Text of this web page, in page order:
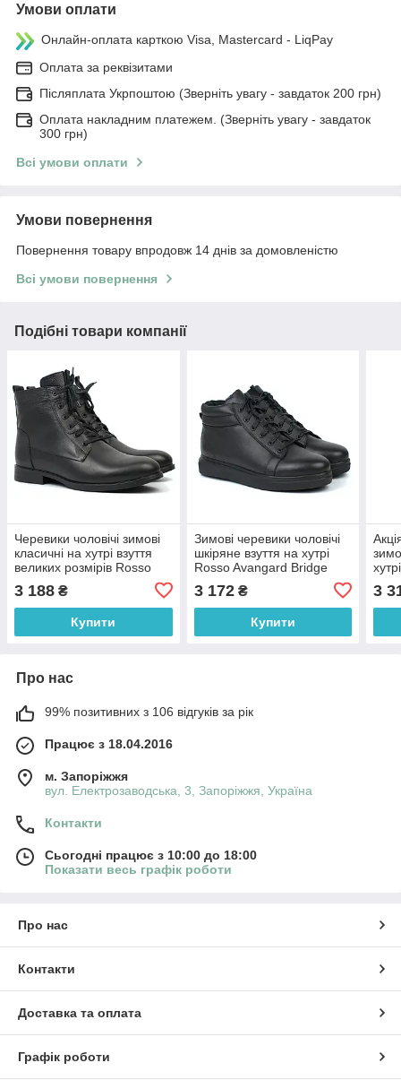
Умови оплати
Онлайн-оплата карткою Visa, Mastercard - LiqPay
Оплата за реквізитами
Післяплата Укрпоштою (Зверніть увагу - завдаток 200 грн)
Оплата накладним платежем. (Зверніть увагу - завдаток
300 грн)
Всі умови оплати
Умови повернення
Повернення товару впродовж 14 днів за домовленістю
Всі умови повернення
Подібні товари компанії
Черевики чоловічі зимові
класичні на хутрі взуття
великих розмірів Rosso
Avangard Whisper 2 Combi
Leather BS
3 188 ₴
Купити
Зимові черевики чоловічі
шкіряне взуття на хутрі
Rosso Avangard Bridge
3 172₴
Купити
3
Про нас
99% позитивних з 106 відгуків за рік
Працює з 18.04.2016
м. Запоріжжя
вул. Електрозаводська, 3, Запоріжжя, Україна
Контакти
Сьогодні працює з 10:00 до 18:00
Показати весь графік роботи
Про нас
Контакти
Доставка та оплата
Графік роботи